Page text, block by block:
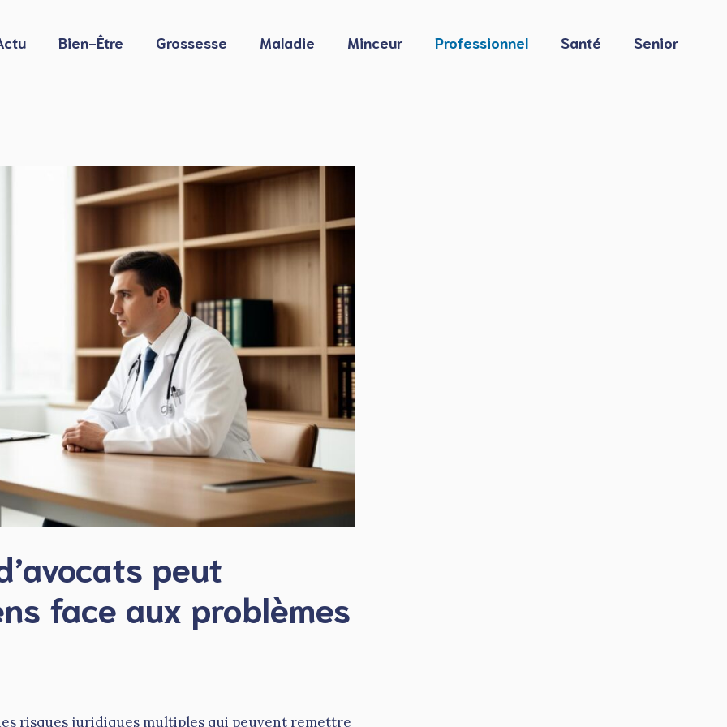
Bien-Être Grossesse Maladie Minceur Professionnel Santé Senior
peut
face aux problèmes
risques juridiques multiples qui peuvent remettre